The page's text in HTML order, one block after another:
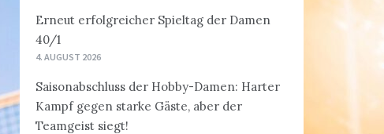
Erneut erfolgreicher Spieltag der Damen
40/1
4. AUGUST 2026
Saisonabschluss der Hobby-Damen: Harter
Kampf gegen starke Gäste, aber der
Teamgeist siegt!